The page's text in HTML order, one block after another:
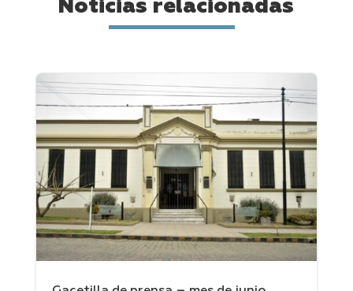
Noticias relacionadas